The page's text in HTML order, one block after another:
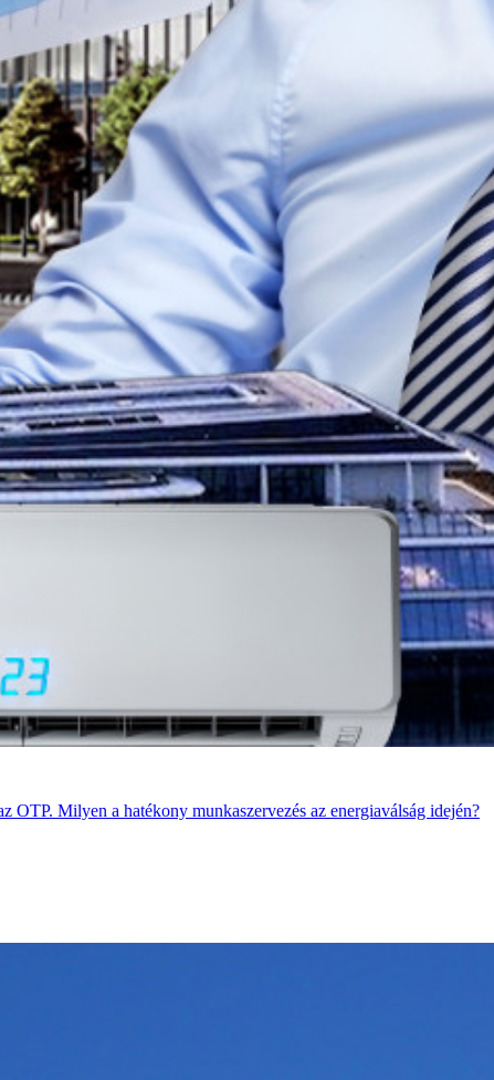
Milyen a hatékony munkaszervezés az energiaválság idején?